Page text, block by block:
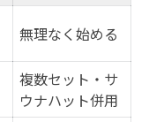
無理なく始める
複数セット・サ
ウナハット併用